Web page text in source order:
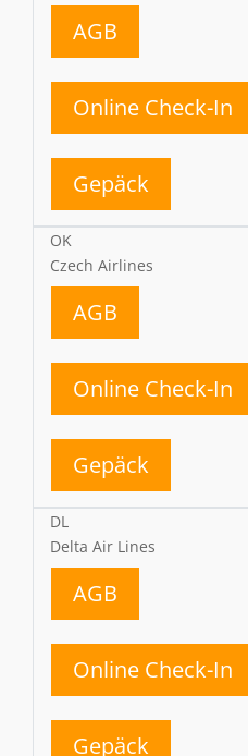
AGB
Online Check-In
Gepäck
OK
Czech Airlines
AGB
Online Check-In
Gepäck
DL
Delta Air Lines
AGB
Online Check-In
Gepäck